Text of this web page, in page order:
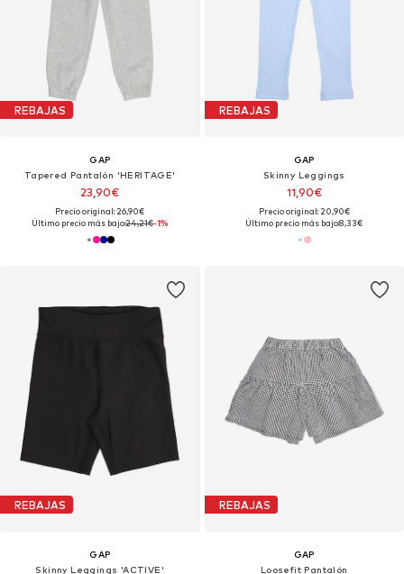
REBAJAS
GAP
Tapered Pantalón 'HERITAGE'
23,90€
Precio original: 26,90€
Último precio más bajo:24,21€-1%
REBAJAS
GAP
Skinny Leggings
11,90€
Precio original: 20,90€
Último precio más bajo:8,33€
REBAJAS
GAP
Skinny Leggings 'ACTIVE'
REBAJAS
GAP
Loosefit Pantalón